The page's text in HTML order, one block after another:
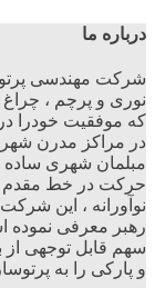
درباره ما
شرکت مهندسی
نوری و پرچم ،
که موفقیت خودرا
در مراکز مدرن
مبلمان شهری ساده
حرکت در خط مقدم
نوآورانه ، این
رهبر معرفی نموده
سهم قابل توجهی از
و پارکی را به